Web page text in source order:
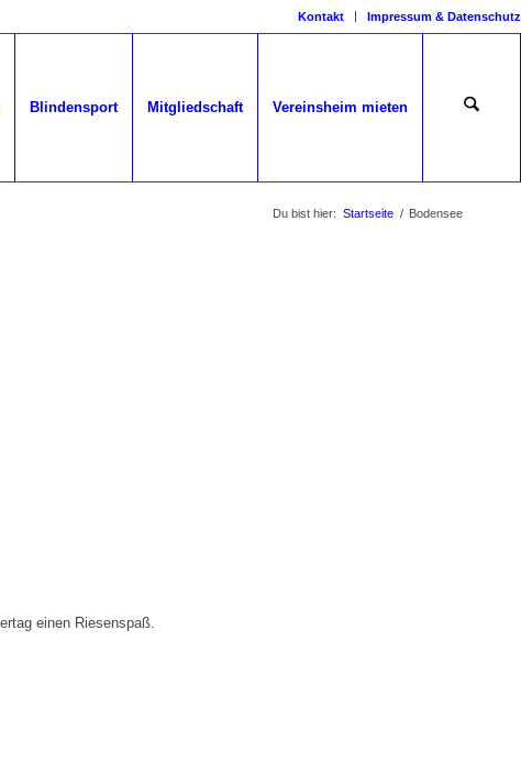
Kontakt Impressum & Datenschutz
Blindensport Mitgliedschaft Vereinsheim mieten
Du bist hier: Startseite / Bodensee
einen Riesenspaß.